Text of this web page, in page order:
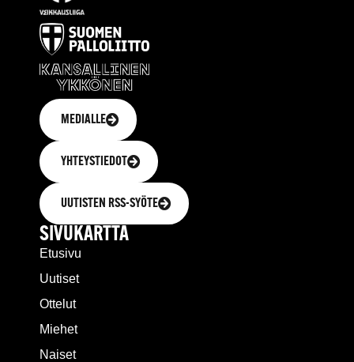
MEDIALLE
YHTEYSTIEDOT
UUTISTEN RSS-SYÖTE
SIVUKARTTA
Etusivu
Uutiset
Ottelut
Miehet
Naiset